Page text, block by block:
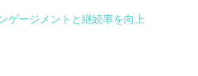
ゲージメントと継続率を向上